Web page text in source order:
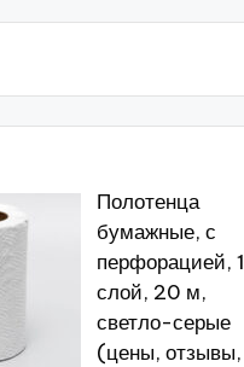
Полотенца
бумажные, с
перфорацией, 1
слой, 20 м,
светло-серые
(цены, отзывы,